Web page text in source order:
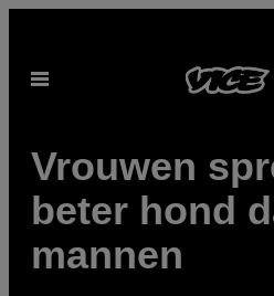
de Open
Vrouwen
beter hond
mannen